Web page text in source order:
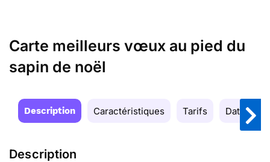
Carte meilleurs vœux au pied du
sapin de noël
Description Caractéristiques Tarifs Date de
Description